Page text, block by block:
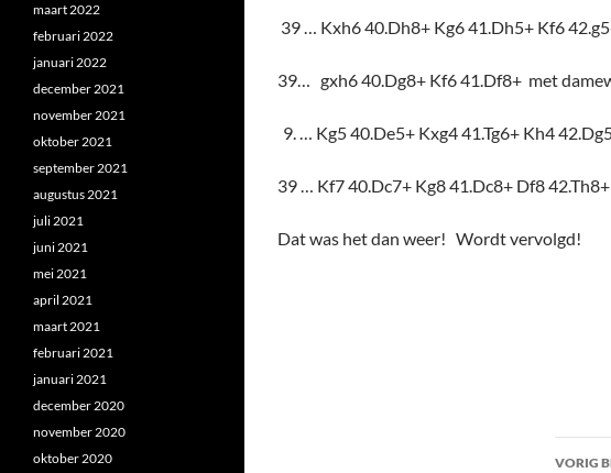
39 … Kxh6 40.Dh8+ Kg6 41.Dh5+ Kf6
39… gxh6 40.Dg8+ Kf6 41.Df8+ met
… Kg5 40.De5+ Kxg4 41.Tg6+ Kh4
39 … Kf7 40.Dc7+ Kg8 41.Dc8+ Df8
Dat was het dan weer! Wordt vervolgd!
VORIG
maart 2022
februari 2022
januari 2022
december 2021
november 2021
oktober 2021
september 2021
augustus 2021
juli 2021
juni 2021
mei 2021
april 2021
maart 2021
februari 2021
januari 2021
december 2020
november 2020
oktober 2020